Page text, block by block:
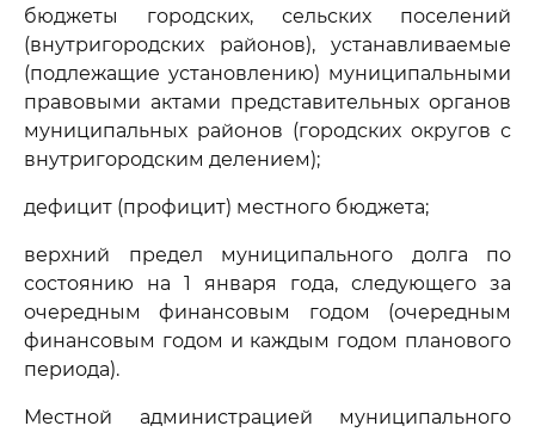
бюджеты городских, сельских поселений
(внутригородских районов), устанавливаемые
(подлежащие установлению) муниципальными
правовыми актами представительных органов
муниципальных районов (городских округов с
внутригородским делением);
дефицит (профицит) местного бюджета;
верхний предел муниципального долга по
состоянию на 1 января года, следующего за
очередным финансовым годом (очередным
финансовым годом и каждым годом планового
периода).
Местной администрацией муниципального